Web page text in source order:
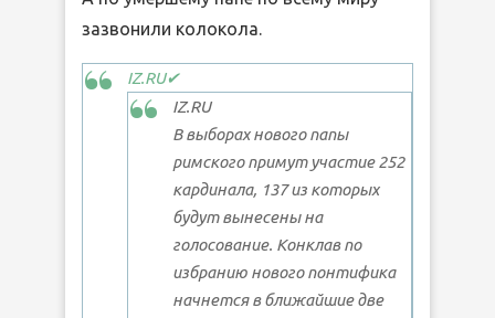
зазвонили колокола.
IZ.RU✔
IZ.RU
В выборах нового папы
римского примут участие 252
кардинала, 137 из которых
будут вынесены на
голосование. Конклав по
избранию нового понтифика
начнется в ближайшие две